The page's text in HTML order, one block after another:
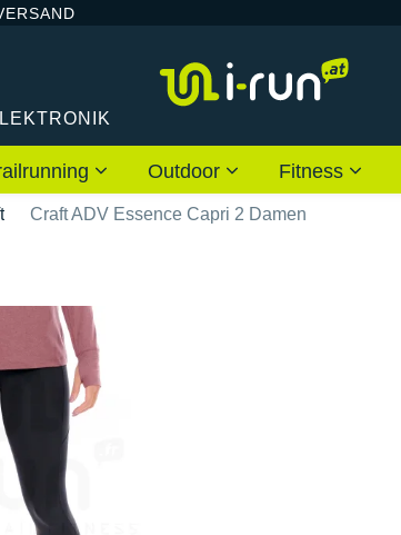
Outdoor Fitness
Craft ADV Essence Capri 2 Damen